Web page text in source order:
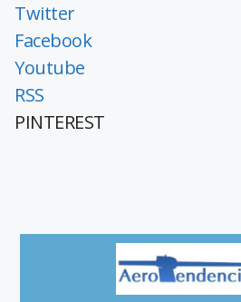
Twitter
Facebook
Youtube
RSS
PINTEREST